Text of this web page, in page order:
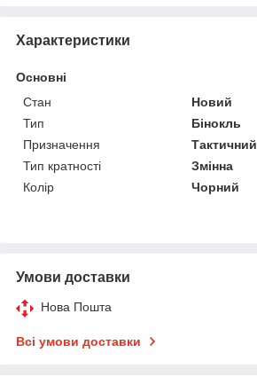
Характеристики
Основні
Стан
Новий
Тип
Бінокль
Призначення
Тактичний
Тип кратності
Змінна
Колір
Чорний
Умови доставки
Нова Пошта
Всі умови доставки